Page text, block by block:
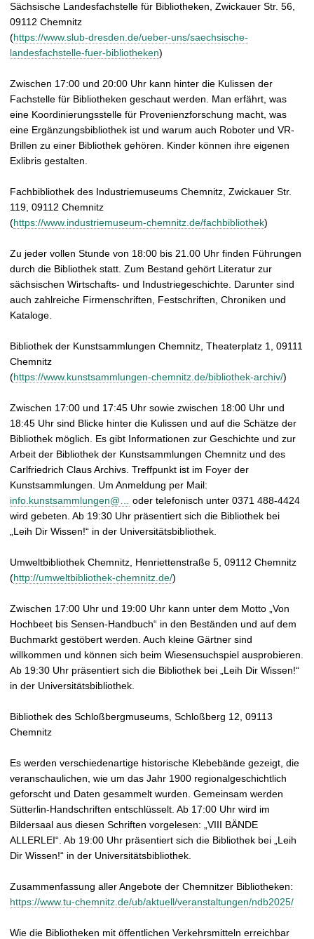
Sächsische Landesfachstelle für Bibliotheken, Zwickauer Str. 56,
09112 Chemnitz
(https://www.slub-dresden.de/ueber-uns/saechsische-
landesfachstelle-fuer-bibliotheken)
Zwischen 17:00 und 20:00 Uhr kann hinter die Kulissen der
Fachstelle für Bibliotheken geschaut werden. Man erfährt, was
eine Koordinierungsstelle für Provenienzforschung macht, was
eine Ergänzungsbibliothek ist und warum auch Roboter und VR-
Brillen zu einer Bibliothek gehören. Kinder können ihre eigenen
Exlibris gestalten.
Fachbibliothek des Industriemuseums Chemnitz, Zwickauer Str.
119, 09112 Chemnitz
(https://www.industriemuseum-chemnitz.de/fachbibliothek)
Zu jeder vollen Stunde von 18:00 bis 21.00 Uhr finden Führungen
durch die Bibliothek statt. Zum Bestand gehört Literatur zur
sächsischen Wirtschafts- und Industriegeschichte. Darunter sind
auch zahlreiche Firmenschriften, Festschriften, Chroniken und
Kataloge.
Bibliothek der Kunstsammlungen Chemnitz, Theaterplatz 1, 09111
Chemnitz
(https://www.kunstsammlungen-chemnitz.de/bibliothek-archiv/)
Zwischen 17:00 und 17:45 Uhr sowie zwischen 18:00 Uhr und
18:45 Uhr sind Blicke hinter die Kulissen und auf die Schätze der
Bibliothek möglich. Es gibt Informationen zur Geschichte und zur
Arbeit der Bibliothek der Kunstsammlungen Chemnitz und des
Carlfriedrich Claus Archivs. Treffpunkt ist im Foyer der
Kunstsammlungen. Um Anmeldung per Mail:
info.kunstsammlungen@… oder telefonisch unter 0371 488-4424
wird gebeten. Ab 19:30 Uhr präsentiert sich die Bibliothek bei
„Leih Dir Wissen!“ in der Universitätsbibliothek.
Umweltbibliothek Chemnitz, Henriettenstraße 5, 09112 Chemnitz
(http://umweltbibliothek-chemnitz.de/)
Zwischen 17:00 Uhr und 19:00 Uhr kann unter dem Motto „Von
Hochbeet bis Sensen-Handbuch“ in den Beständen und auf dem
Buchmarkt gestöbert werden. Auch kleine Gärtner sind
willkommen und können sich beim Wiesensuchspiel ausprobieren.
Ab 19:30 Uhr präsentiert sich die Bibliothek bei „Leih Dir Wissen!“
in der Universitätsbibliothek.
Bibliothek des Schloßbergmuseums, Schloßberg 12, 09113
Chemnitz
Es werden verschiedenartige historische Klebebände gezeigt, die
veranschaulichen, wie um das Jahr 1900 regionalgeschichtlich
geforscht und Daten gesammelt wurden. Gemeinsam werden
Sütterlin-Handschriften entschlüsselt. Ab 17:00 Uhr wird im
Bildersaal aus diesen Schriften vorgelesen: „VIII BÄNDE
ALLERLEI“. Ab 19:00 Uhr präsentiert sich die Bibliothek bei „Leih
Dir Wissen!“ in der Universitätsbibliothek.
Zusammenfassung aller Angebote der Chemnitzer Bibliotheken:
https://www.tu-chemnitz.de/ub/aktuell/veranstaltungen/ndb2025/
Wie die Bibliotheken mit öffentlichen Verkehrsmitteln erreichbar